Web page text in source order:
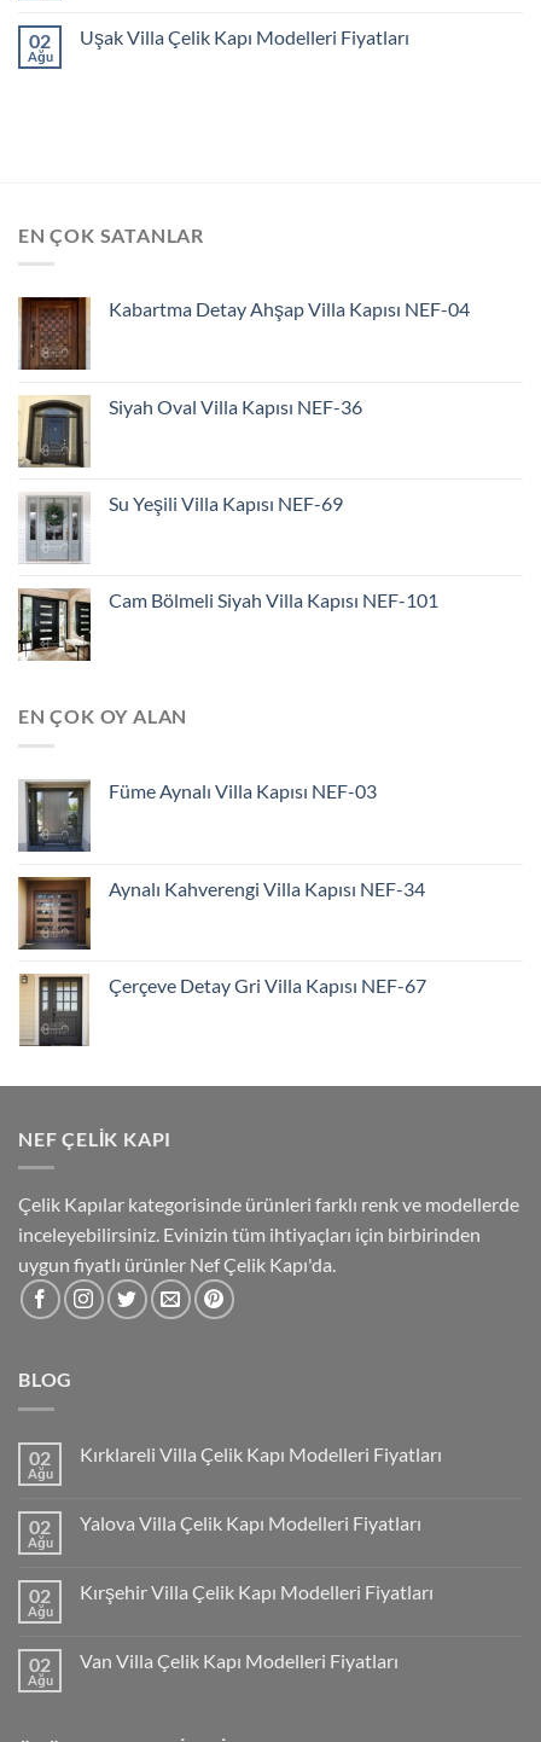
02
Ağu
Uşak Villa Çelik Kapı Modelleri Fiyatları
EN ÇOK SATANLAR
Kabartma Detay Ahşap Villa Kapısı NEF-04
Siyah Oval Villa Kapısı NEF-36
Su Yeşili Villa Kapısı NEF-69
Cam Bölmeli Siyah Villa Kapısı NEF-101
EN ÇOK OY ALAN
Füme Aynalı Villa Kapısı NEF-03
Aynalı Kahverengi Villa Kapısı NEF-34
Çerçeve Detay Gri Villa Kapısı NEF-67
NEF ÇELIK KAPI
Çelik Kapılar kategorisinde ürünleri farklı renk ve modellerde
inceleyebilirsiniz. Evinizin tüm ihtiyaçları için birbirinden
uygun fiyatlı ürünler Nef Çelik Kapı'da.
BLOG
02
Ağu
Kırklareli Villa Çelik Kapı Modelleri Fiyatları
02
Ağu
Yalova Villa Çelik Kapı Modelleri Fiyatları
02
Ağu
Kırşehir Villa Çelik Kapı Modelleri Fiyatları
02
Ağu
Van Villa Çelik Kapı Modelleri Fiyatları